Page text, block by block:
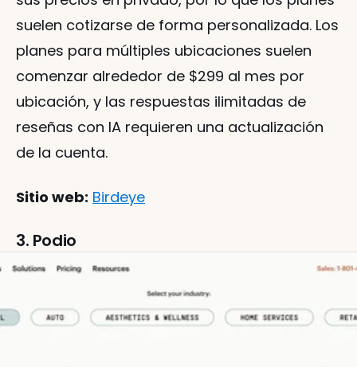
suelen cotizarse de forma personalizada. Los
planes para múltiples ubicaciones suelen
comenzar alrededor de $299 al mes por
ubicación, y las respuestas ilimitadas de
reseñas con IA requieren una actualización
de la cuenta.
Sitio web: Birdeye
3. Podio